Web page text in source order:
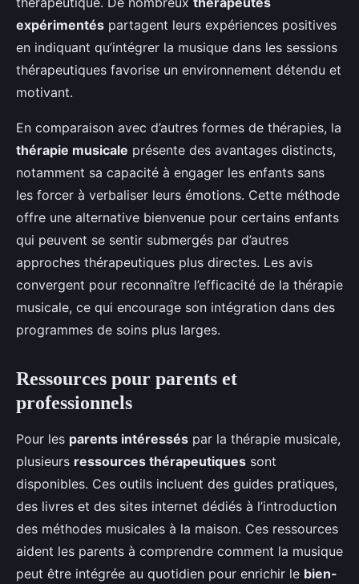
expérimentés partagent leurs expériences positives
en indiquant qu’intégrer la musique dans les sessions
thérapeutiques favorise un environnement détendu et
motivant.
En comparaison avec d’autres formes de thérapies, la
thérapie musicale présente des avantages distincts,
notamment sa capacité à engager les enfants sans
les forcer à verbaliser leurs émotions. Cette méthode
offre une alternative bienvenue pour certains enfants
qui peuvent se sentir submergés par d’autres
approches thérapeutiques plus directes. Les avis
convergent pour reconnaître l’efficacité de la thérapie
musicale, ce qui encourage son intégration dans des
programmes de soins plus larges.
Ressources pour parents et
professionnels
Pour les parents intéressés par la thérapie musicale,
plusieurs ressources thérapeutiques sont
disponibles. Ces outils incluent des guides pratiques,
des livres et des sites internet dédiés à l’introduction
des méthodes musicales à la maison. Ces ressources
aident les parents à comprendre comment la musique
peut être intégrée au quotidien pour enrichir le bien-